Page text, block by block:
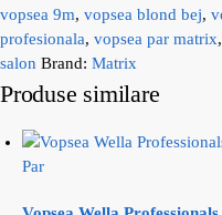
vopsea 9m, vopsea blond bej,
profesionala, vopsea par matrix,
salon Brand: Matrix
Produse similare
Par